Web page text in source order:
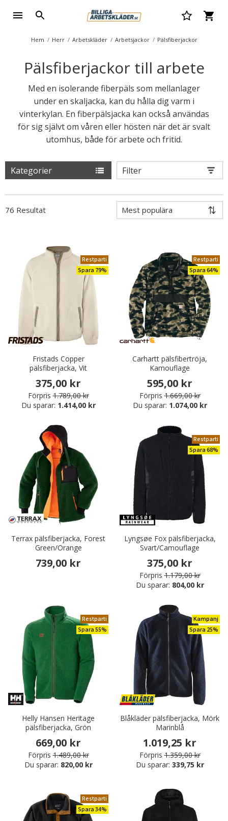
Hem Herr Arbetskläder Arbetsjackor Pälsfiberjackor
Pälsfiberjackor till arbete
Med en isolerande fiberpäls som mellanlager
under en skaljacka, kan du hålla dig varm i
vinterkylan. En fiberpälsjacka kan också användas
för sig självt om våren eller hösten när det är svalt
utomhus, både för arbete och fritid.
Kategorier Filter
76 Resultat
Restparti
Spara 79%
Fristads Copper
pälsfiberjacka, Vit
375,00 kr
Förpris 1.789,00 kr
Du sparar: 1.414,00 kr
Restparti
Spara 64%
Carhartt pälsfibertröja,
Kamouflage
595,00 kr
Förpris 1.669,00 kr
Du sparar: 1.074,00 kr
Terrax pälsfiberjacka, Forest
Green/Orange
739,00 kr
Restparti
Spara 68%
Lyngsøe Fox pälsfiberjacka,
Svart/Camouflage
375,00 kr
Förpris 1.179,00 kr
Du sparar: 804,00 kr
Restparti
Spara 55%
Helly Hansen Heritage
pälsfiberjacka, Grön
669,00 kr
Förpris 1.489,00 kr
Du sparar: 820,00 kr
Kampanj
Spara 25%
Blåkläder pälsfiberjacka, Mörk
Marinblå
1.019,25 kr
Förpris 1.359,00 kr
Du sparar: 339,75 kr
Restparti
Spara 34%